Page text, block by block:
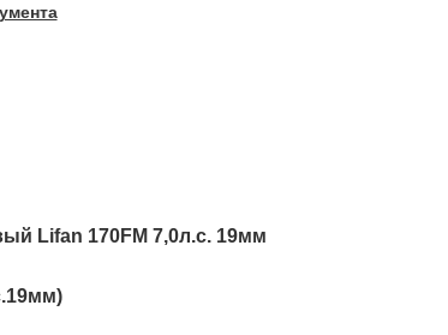
Lifan 170FM 7,0л.с. 19мм